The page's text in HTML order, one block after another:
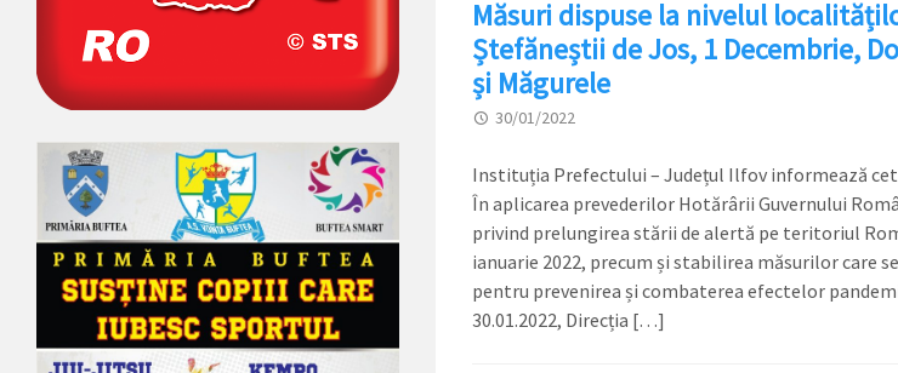
Măsuri dispuse la nivelul
Ștefăneștii de Jos, 1 Decembrie,
și Măgurele
30/01/2022
Instituția Prefectului – Județul Ilfov informează
În aplicarea prevederilor Hotărârii Guvernului
privind prelungirea stării de alertă pe teritoriul
ianuarie 2022, precum și stabilirea măsurilor care
pentru prevenirea și combaterea efectelor
30.01.2022, Direcția […]